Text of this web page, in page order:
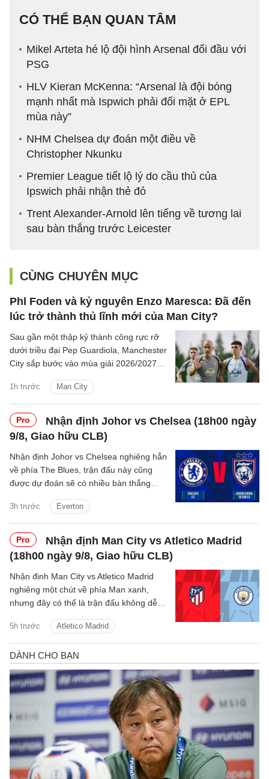
CÓ THỂ BẠN QUAN TÂM
Mikel Arteta hé lộ đội hình Arsenal đối đầu với
PSG
HLV Kieran McKenna: “Arsenal là đội bóng
mạnh nhất mà Ispwich phải đối mặt ở EPL
mùa này”
NHM Chelsea dự đoán một điều về
Christopher Nkunku
Premier League tiết lộ lý do cầu thủ của
Ipswich phải nhận thẻ đỏ
Trent Alexander-Arnold lên tiếng về tương lai
sau bàn thắng trước Leicester
CÙNG CHUYÊN MỤC
Phl Foden và kỷ nguyên Enzo Maresca: Đã đến
lúc trở thành thủ lĩnh mới của Man City?
1h trước Man City
Sau gần một thập kỷ thành công rực rỡ
dưới triều đại Pep Guardiola, Manchester
City sắp bước vào mùa giải 2026/2027
trên băng ghế chỉ đạo.
Pro
Nhận định Johor vs Chelsea (18h00 ngày
9/8, Giao hữu CLB)
3h trước Everton
Nhận định Johor vs Chelsea nghiêng hẳn
về phía The Blues, trận đấu này cũng
được dự đoán sẽ có nhiều bàn thắng
Pro
Nhận định Man City vs Atletico Madrid
(18h00 ngày 9/8, Giao hữu CLB)
5h trước Atletico Madrid
Nhận định Man City vs Atletico Madrid
nghiêng một chút về phía Man xanh,
nhưng đây có thể là trận đấu không dễ